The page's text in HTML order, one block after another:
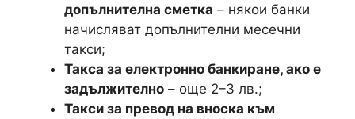
допълнителна сметка – някои банки
начисляват допълнителни месечни
такси;
Такса за електронно банкиране, ако е
задължително – още 2–3 лв.;
Такси за превод на вноска към